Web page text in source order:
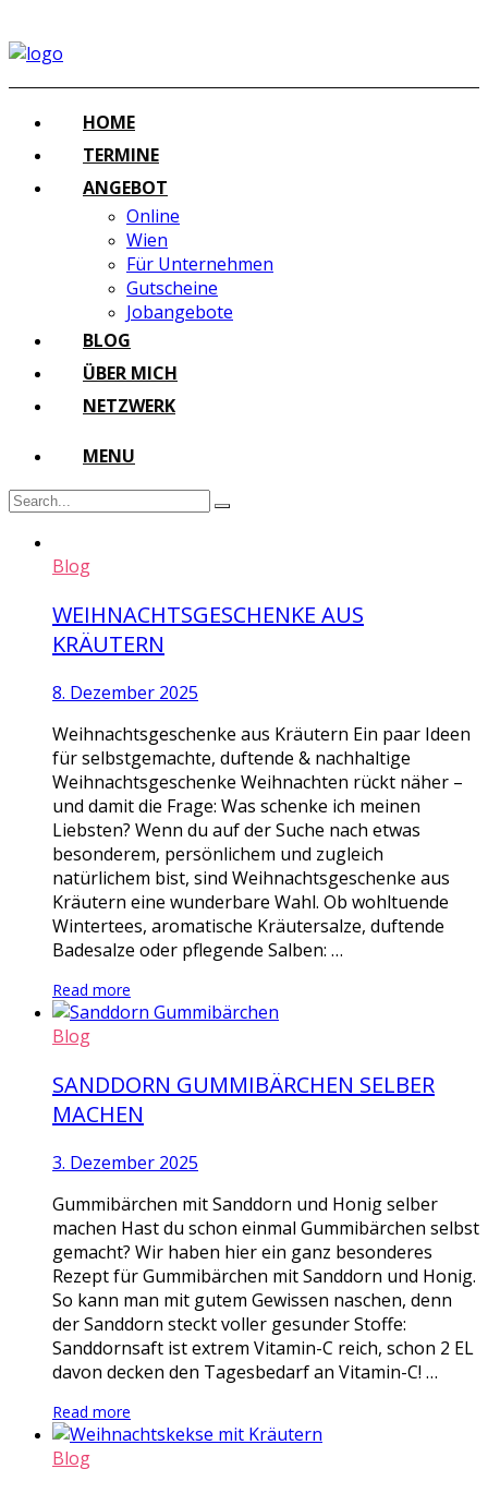
HOME
TERMINE
ANGEBOT
Online
Wien
Für Unternehmen
Gutscheine
Jobangebote
BLOG
ÜBER MICH
NETZWERK
MENU
Blog
WEIHNACHTSGESCHENKE AUS
KRÄUTERN
8. Dezember 2025
Weihnachtsgeschenke aus Kräutern Ein paar Ideen
für selbstgemachte, duftende & nachhaltige
Weihnachtsgeschenke Weihnachten rückt näher –
und damit die Frage: Was schenke ich meinen
Liebsten? Wenn du auf der Suche nach etwas
besonderem, persönlichem und zugleich
natürlichem bist, sind Weihnachtsgeschenke aus
Kräutern eine wunderbare Wahl. Ob wohltuende
Wintertees, aromatische Kräutersalze, duftende
Badesalze oder pflegende Salben: …
Read more
Blog
SANDDORN GUMMIBÄRCHEN SELBER
MACHEN
3. Dezember 2025
Gummibärchen mit Sanddorn und Honig selber
machen Hast du schon einmal Gummibärchen selbst
gemacht? Wir haben hier ein ganz besonderes
Rezept für Gummibärchen mit Sanddorn und Honig.
So kann man mit gutem Gewissen naschen, denn
der Sanddorn steckt voller gesunder Stoffe:
Sanddornsaft ist extrem Vitamin-C reich, schon 2 EL
davon decken den Tagesbedarf an Vitamin-C! …
Read more
Blog